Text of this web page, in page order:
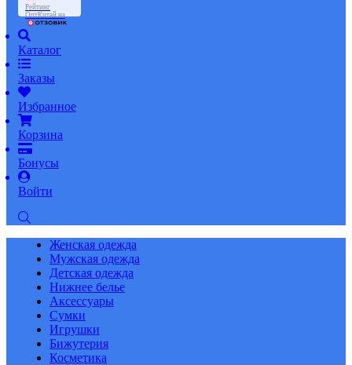
Рейтинг
ОптКитай на
Каталог
Заказы
Избранное
Корзина
Бонусы
Войти
Женская одежда
Мужская одежда
Детская одежда
Нижнее белье
Аксессуары
Сумки
Игрушки
Бижутерия
Косметика